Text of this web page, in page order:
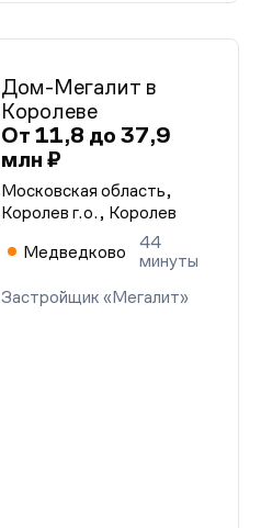
Дом-Мегалит в
Королеве
От 11,8 до 37,9
млн ₽
Московская область,
Королев г.о., Королев
Медведково
44
минуты
Застройщик «Мегалит»